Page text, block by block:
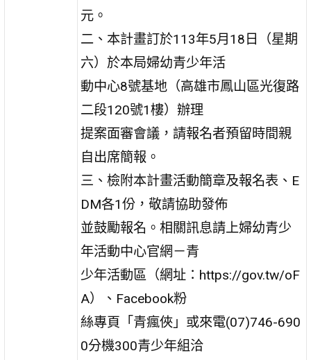
元。
二、本計畫訂於113年5月18日（星期
六）於本局婦幼青少年活
動中心8號基地（高雄市鳳山區光復路
二段120號1樓）辦理
提案面審會議，請報名者預留時間親
自出席簡報。
三、檢附本計畫活動簡章及報名表、E
DM各1份，敬請協助發佈
並鼓勵報名。相關訊息請上婦幼青少
年活動中心官網－青
少年活動區（網址：https://gov.tw/oF
A）、Facebook粉
絲專頁「青瘋俠」或來電(07)746-690
0分機300青少年組洽